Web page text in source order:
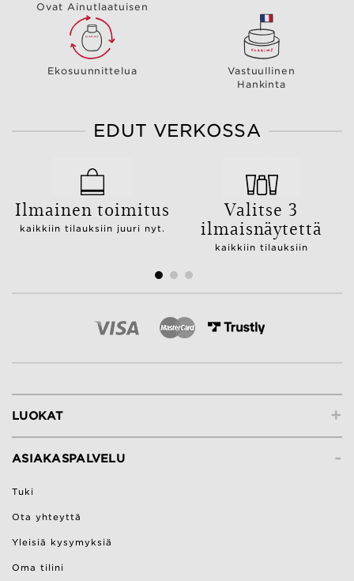
Ovat Ainutlaatuisen
Ekosuunnittelua
Vastuullinen
Hankinta
EDUT VERKOSSA
Ilmainen toimitus
kaikkiin tilauksiin juuri nyt.
Valitse 3
ilmaisnäytettä
kaikkiin tilauksiin
+
LUOKAT
-
ASIAKASPALVELU
Tuki
Ota yhteyttä
Yleisiä kysymyksiä
Oma tilini